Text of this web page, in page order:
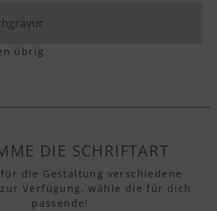
übrig
DIE SCHRIFTART
die Gestaltung verschiedene
Verfügung, wähle die für dich
passende!